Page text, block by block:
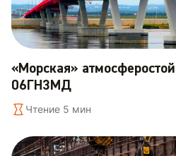
«Морская»
06ГН3МД
Чтение 5 мин